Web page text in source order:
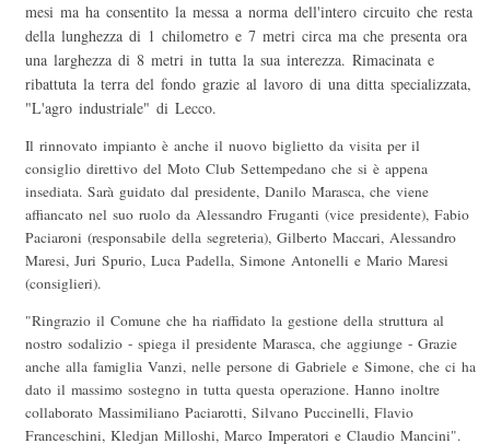
mesi ma ha consentito la messa a norma dell'intero circuito che resta
della lunghezza di 1 chilometro e 7 metri circa ma che presenta ora
una larghezza di 8 metri in tutta la sua interezza. Rimacinata e
ribattuta la terra del fondo grazie al lavoro di una ditta specializzata,
"L'agro industriale" di Lecco.
Il rinnovato impianto è anche il nuovo biglietto da visita per il
consiglio direttivo del Moto Club Settempedano che si è appena
insediata. Sarà guidato dal presidente, Danilo Marasca, che viene
affiancato nel suo ruolo da Alessandro Fruganti (vice presidente), Fabio
Paciaroni (responsabile della segreteria), Gilberto Maccari, Alessandro
Maresi, Juri Spurio, Luca Padella, Simone Antonelli e Mario Maresi
(consiglieri).
"Ringrazio il Comune che ha riaffidato la gestione della struttura al
nostro sodalizio - spiega il presidente Marasca, che aggiunge - Grazie
anche alla famiglia Vanzi, nelle persone di Gabriele e Simone, che ci ha
dato il massimo sostegno in tutta questa operazione. Hanno inoltre
collaborato Massimiliano Paciarotti, Silvano Puccinelli, Flavio
Franceschini, Kledjan Milloshi, Marco Imperatori e Claudio Mancini".